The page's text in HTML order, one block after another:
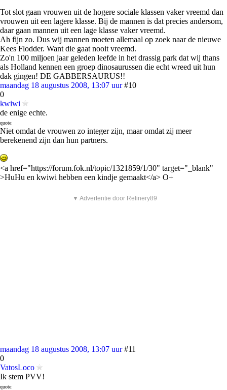
Tot slot gaan vrouwen uit de hogere sociale klassen vaker vreemd dan
vrouwen uit een lagere klasse. Bij de mannen is dat precies andersom,
daar gaan mannen uit een lage klasse vaker vreemd.
Ah fijn zo. Dus wij mannen moeten allemaal op zoek naar de nieuwe
Kees Flodder. Want die gaat nooit vreemd.
Zo'n 100 miljoen jaar geleden leefde in het drassig park dat wij thans
als Holland kennen een groep dinosaurussen die echt wreed uit hun
dak gingen! DE GABBERSAURUS!!
maandag 18 augustus 2008, 13:07 uur #10
0
kwiwi
de enige echte.
quote:
Niet omdat de vrouwen zo integer zijn, maar omdat zij meer
berekenend zijn dan hun partners.
<a href="https://forum.fok.nl/topic/1321859/1/30" target="_blank"
>HuHu en kwiwi hebben een kindje gemaakt</a> O+
▼ Advertentie door Refinery89
maandag 18 augustus 2008, 13:07 uur #11
0
VatosLoco
Ik stem PVV!
quote: